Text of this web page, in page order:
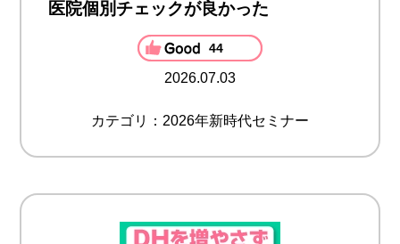
医院個別チェックが良かった
44
2026.07.03
カテゴリ：2026年新時代セミナー